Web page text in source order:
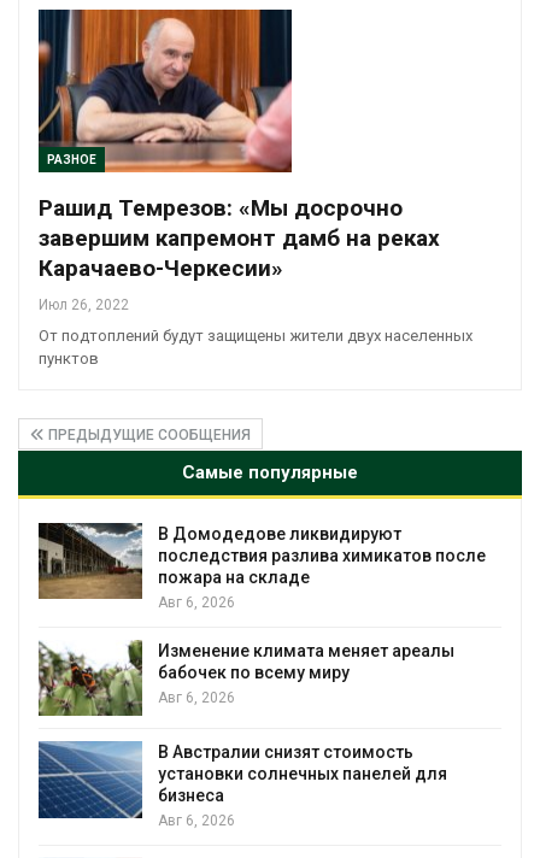
РАЗНОЕ
Рашид Темрезов: «Мы досрочно
завершим капремонт дамб на реках
Карачаево-Черкесии»
Июл 26, 2022
От подтоплений будут защищены жители двух населенных
пунктов
ПРЕДЫДУЩИЕ СООБЩЕНИЯ
Самые популярные
В Домодедове ликвидируют
последствия разлива химикатов после
пожара на складе
Авг 6, 2026
Изменение климата меняет ареалы
бабочек по всему миру
Авг 6, 2026
В Австралии снизят стоимость
установки солнечных панелей для
бизнеса
Авг 6, 2026